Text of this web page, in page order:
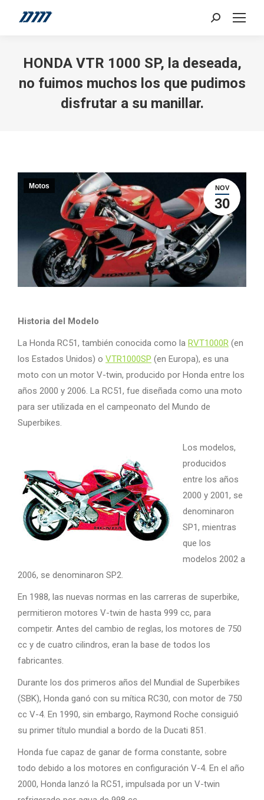
Search:
HONDA VTR 1000 SP, la deseada,
no fuimos muchos los que pudimos
disfrutar a su manillar.
NOV
30
Motos
Historia del Modelo
La Honda RC51, también conocida como la RVT1000R (en
los Estados Unidos) o VTR1000SP (en Europa), es una
moto con un motor V-twin, producido por Honda entre los
años 2000 y 2006. La RC51, fue diseñada como una moto
para ser utilizada en el campeonato del Mundo de
Superbikes.
Los modelos,
producidos
entre los años
2000 y 2001, se
denominaron
SP1, mientras
que los
modelos 2002 a
2006, se denominaron SP2.
En 1988, las nuevas normas en las carreras de superbike,
permitieron motores V-twin de hasta 999 cc, para
competir. Antes del cambio de reglas, los motores de 750
cc y de cuatro cilindros, eran la base de todos los
fabricantes.
Durante los dos primeros años del Mundial de Superbikes
(SBK), Honda ganó con su mítica RC30, con motor de 750
cc V-4. En 1990, sin embargo, Raymond Roche consiguió
su primer título mundial a bordo de la Ducati 851.
Honda fue capaz de ganar de forma constante, sobre
todo debido a los motores en configuración V-4. En el año
2000, Honda lanzó la RC51, impulsada por un V-twin